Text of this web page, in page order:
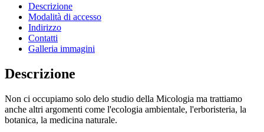
Descrizione
Modalità di accesso
Indirizzo
Contatti
Galleria immagini
Descrizione
Non ci occupiamo solo delo studio della Micologia ma trattiamo
anche altri argomenti come l'ecologia ambientale, l'erboristeria, la
botanica, la medicina naturale.